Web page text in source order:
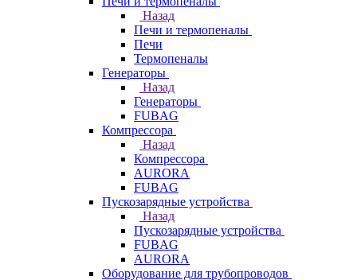
Назад
Печи и термопеналы
Печи
Термопеналы
Генераторы
Назад
Генераторы
FUBAG
Компрессора
Назад
Компрессора
AURORA
FUBAG
Пускозарядные устройства
Назад
Пускозарядные устройства
FUBAG
AURORA
Оборудование для трубопроводов